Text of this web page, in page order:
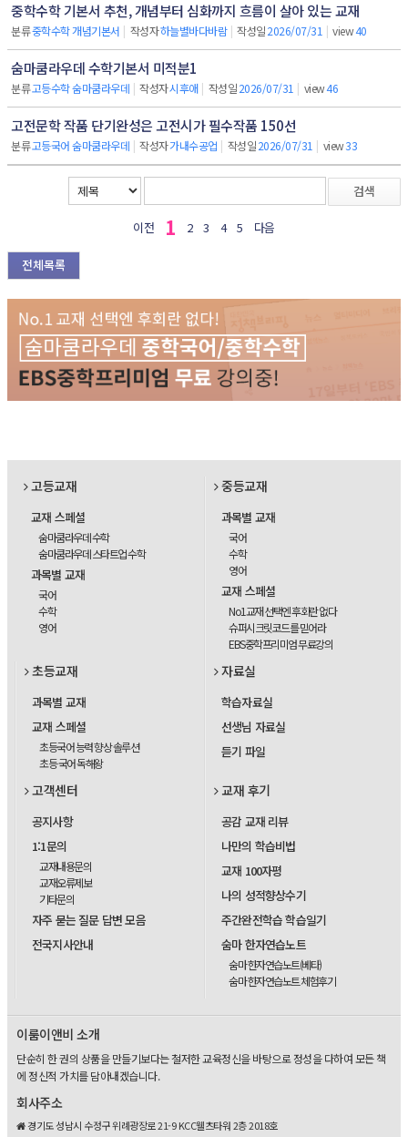
중학수학 기본서 추천, 개념부터 심화까지 흐름이 살아 있는 교재
분류중학수학 개념기본서 | 작성자하늘별바다바람 | 작성일2026/07/31 | view40
숨마쿰라우데 수학기본서 미적분1
분류고등수학 숨마쿰라우데 | 작성자시후애 | 작성일2026/07/31 | view46
고전문학 작품 단기완성은 고전시가 필수작품 150선
분류고등국어 숨마쿰라우데 | 작성자가내수공업 | 작성일2026/07/31 | view33
검색
이전 1 2 3 4 5 다음
전체목록
고등교재
교재 스페셜
숨마쿰라우데 수학
숨마쿰라우데 스타트업 수학
과목별 교재
국어
수학
영어
중등교재
과목별 교재
국어
수학
영어
교재 스페셜
No1교재 선택엔 후회란 없다
슈퍼시크릿코드를 믿어라
EBS중학프리미엄 무료강의
초등교재
과목별 교재
교재 스페셜
초등국어 능력 향상 솔루션
초등 국어 독해왕
자료실
학습자료실
선생님 자료실
듣기 파일
고객센터
공지사항
1:1문의
교재내용문의
교재오류제보
기타문의
자주 묻는 질문 답변 모음
전국지사안내
교재 후기
공감 교재 리뷰
나만의 학습비법
교재 100자평
나의 성적향상수기
주간완전학습 학습일기
숨마 한자연습노트
숨마 한자연습노트(베타)
숨마 한자연습노트 체험후기
이룸이앤비 소개
단순히 한 권의 상품을 만들기보다는 철저한 교육정신을 바탕으로 정성을 다하여 모든 책
에 정신적 가치를 담아내겠습니다.
회사주소
경기도 성남시 수정구 위례광장로 21-9 KCC웰츠타워 2층 2018호